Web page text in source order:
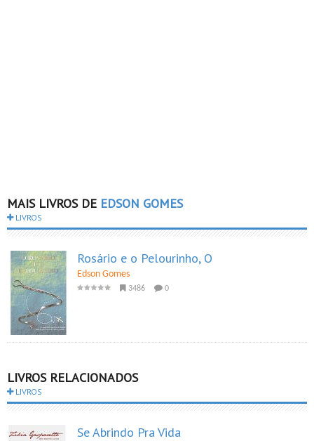
MAIS LIVROS DE EDSON GOMES
LIVROS
Rosário e o Pelourinho, O
Edson Gomes
3486 0
LIVROS RELACIONADOS
LIVROS
Se Abrindo Pra Vida